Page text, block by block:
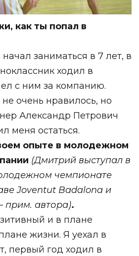
как ты попал в
заниматься в 7 лет, в
ходил в
с ним за компанию.⁣⁣
очень нравилось, но
Александр Петрович
меня остаться.⁣⁣⠀
опыте в молодежном
(Дмитрий выступал в
чемпионате
Joventut Badalona и
прим. автора).
и в плане
жизни. Я уехал в
первый год ходил в